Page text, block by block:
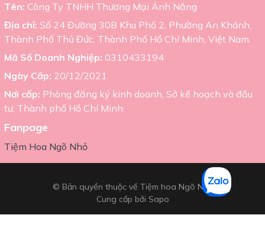
Tên: Công Ty TNHH Thương Mại Ánh Nắng
Địa chỉ: Số 24 Đường 30B Khu Phố 2, Phường An Khánh,
Thành Phố Thủ Đức, Thành Phố Hồ Chí Minh, Việt Nam.
Mã Số Doanh Nghiệp: 0310433194
Ngày Cấp: 20/12/2021
Nơi cấp: Phòng đăng ký kinh doanh, Sở kế hoạch và đầu
tư, Thành phố Hồ Chí Minh.
Fanpage
Tiệm Hoa Ngõ Nhỏ
© Bản quyền thuộc về Tiệm hoa Ngõ Nhỏ
Cung cấp bởi Sapo